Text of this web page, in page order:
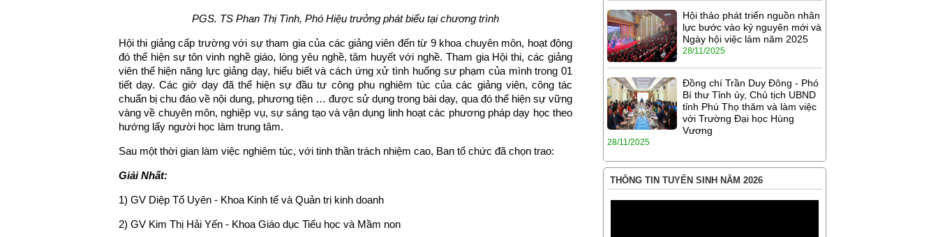
PGS. TS Phan Thị Tình, Phó Hiệu trưởng phát biểu tại chương trình
Hội thi giảng cấp trường với sự tham gia của các giảng viên đến từ 9 khoa chuyên môn, hoạt động
đó thể hiện sự tôn vinh nghề giáo, lòng yêu nghề, tâm huyết với nghề. Tham gia Hội thi, các giảng
viên thể hiện năng lực giảng dạy, hiểu biết và cách ứng xử tình huống sư phạm của mình trong 01
tiết dạy. Các giờ dạy đã thể hiện sự đầu tư công phu nghiêm túc của các giảng viên, công tác
chuẩn bị chu đáo về nội dung, phương tiện … được sử dụng trong bài dạy, qua đó thể hiện sự vững
vàng về chuyên môn, nghiệp vụ, sự sáng tạo và vận dụng linh hoạt các phương pháp dạy học theo
hướng lấy người học làm trung tâm.
Sau một thời gian làm việc nghiêm túc, với tinh thần trách nhiệm cao, Ban tổ chức đã chọn trao:
Giải Nhất:
1) GV Diệp Tố Uyên - Khoa Kinh tế và Quản trị kinh doanh
2) GV Kim Thị Hải Yến - Khoa Giáo dục Tiểu học và Mầm non
Hội thảo phát triển nguồn nhân
lực bước vào kỷ nguyên mới và
Ngày hội việc làm năm 2025
28/11/2025
Đồng chí Trần Duy Đông - Phó
Bí thư Tỉnh ủy, Chủ tịch UBND
tỉnh Phú Thọ thăm và làm việc
với Trường Đại học Hùng
Vương
28/11/2025
THÔNG TIN TUYỂN SINH NĂM 2026